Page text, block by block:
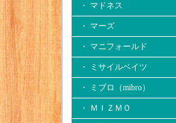
・ マドネス
・ マーズ
・ マニフォールド
・ ミサイルベイツ
・ ミブロ（mibro）
・ ＭＩＺＭＯ